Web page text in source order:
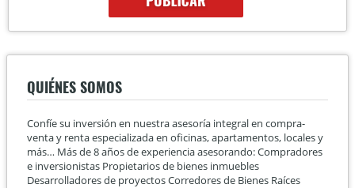
QUIÉNES SOMOS
Confíe su inversión en nuestra asesoría integral en compra-
venta y renta especializada en oficinas, apartamentos, locales y
más… Más de 8 años de experiencia asesorando: Compradores
e inversionistas Propietarios de bienes inmuebles
Desarrolladores de proyectos Corredores de Bienes Raíces